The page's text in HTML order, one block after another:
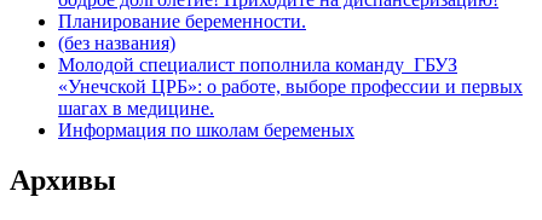
Планирование беременности.
(без названия)
Молодой специалист пополнила команду ГБУЗ
«Унечской ЦРБ»: о работе, выборе профессии и первых
шагах в медицине.
Информация по школам беременых
Архивы